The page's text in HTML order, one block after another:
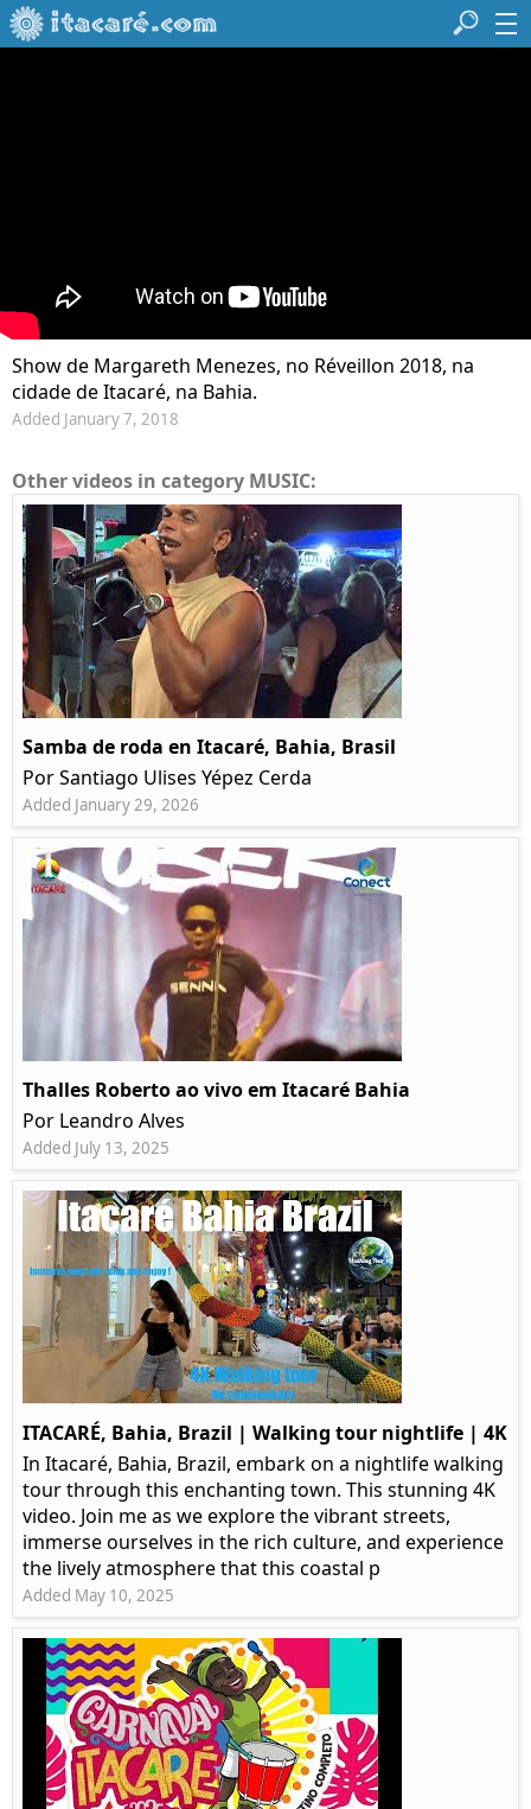
Show de Margareth Menezes, no Réveillon 2018, na
cidade de Itacaré, na Bahia.
Added January 7, 2018
Other videos in category MUSIC:
Samba de roda en Itacaré, Bahia, Brasil
Por Santiago Ulises Yépez Cerda
Added January 29, 2026
Thalles Roberto ao vivo em Itacaré Bahia
Por Leandro Alves
Added July 13, 2025
ITACARÉ, Bahia, Brazil | Walking tour nightlife | 4K
In Itacaré, Bahia, Brazil, embark on a nightlife walking
tour through this enchanting town. This stunning 4K
video. Join me as we explore the vibrant streets,
immerse ourselves in the rich culture, and experience
the lively atmosphere that this coastal p
Added May 10, 2025